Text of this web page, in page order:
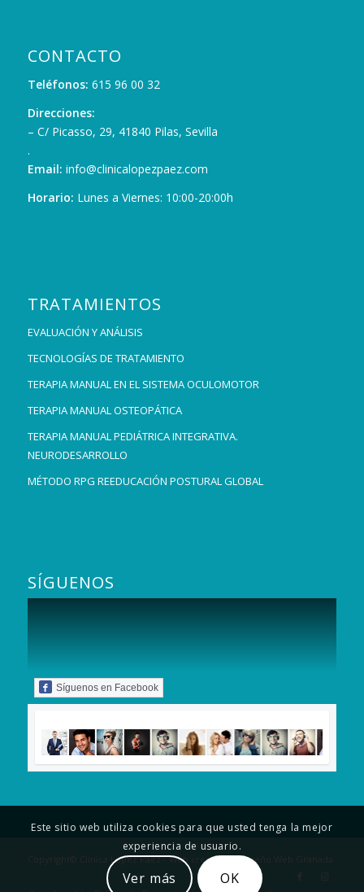
CONTACTO
Teléfonos: 615 96 00 32
Direcciones:
– C/ Picasso, 29, 41840 Pilas, Sevilla
.
Email: info@clinicalopezpaez.com
Horario: Lunes a Viernes: 10:00-20:00h
TRATAMIENTOS
EVALUACIÓN Y ANÁLISIS
TECNOLOGÍAS DE TRATAMIENTO
TERAPIA MANUAL EN EL SISTEMA OCULOMOTOR
TERAPIA MANUAL OSTEOPÁTICA
TERAPIA MANUAL PEDIÁTRICA INTEGRATIVA.
NEURODESARROLLO
MÉTODO RPG REEDUCACIÓN POSTURAL GLOBAL
SÍGUENOS
Síguenos en Facebook
Copyright© Clínica López Páez - Web creada porDiseño Web Granada
Este sitio web utiliza cookies para que usted tenga la mejor
experiencia de usuario.
Ver más OK